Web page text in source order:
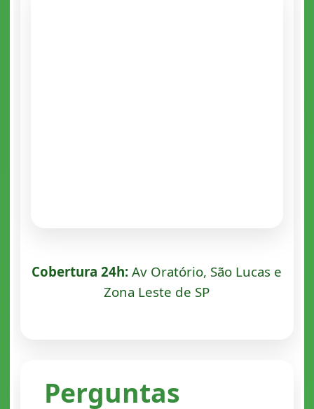
Cobertura 24h: Av Oratório, São Lucas e
Zona Leste de SP
Perguntas